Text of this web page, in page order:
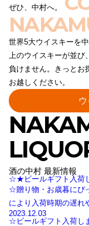
ぜひ、中村へ。
世界5大ウイスキーを
上のウイスキーが並び
負けません。きっとお
お越しください。
酒の中村 最新情報
☆★ビールギフト入荷
☆贈り物・お歳暮に
により入荷時期の遅れ
2023.12.03
☆ビールギフト入荷し